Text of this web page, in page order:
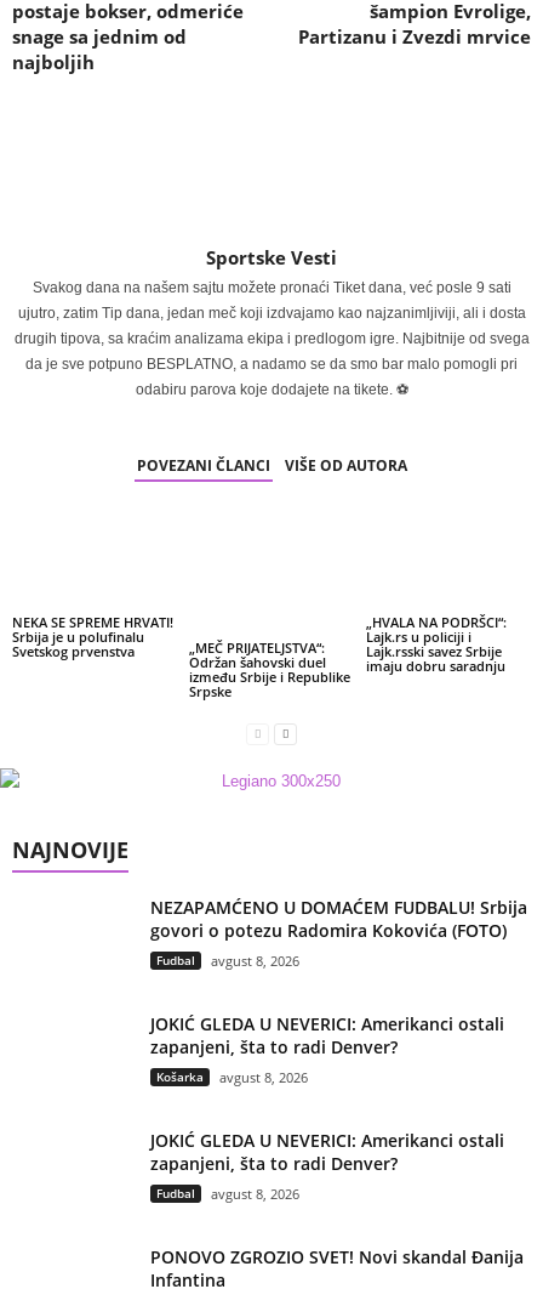
postaje bokser, odmeriće
snage sa jednim od
najboljih
šampion Evrolige,
Partizanu i Zvezdi mrvice
Sportske Vesti
Svakog dana na našem sajtu možete pronaći Tiket dana, već posle 9 sati
ujutro, zatim Tip dana, jedan meč koji izdvajamo kao najzanimljiviji, ali i dosta
drugih tipova, sa kraćim analizama ekipa i predlogom igre. Najbitnije od svega
da je sve potpuno BESPLATNO, a nadamo se da smo bar malo pomogli pri
odabiru parova koje dodajete na tikete. ⚽
POVEZANI ČLANCI VIŠE OD AUTORA
NEKA SE SPREME HRVATI!
Srbija je u polufinalu
Svetskog prvenstva
„MEČ PRIJATELJSTVA“:
Održan šahovski duel
između Srbije i Republike
Srpske
„HVALA NA PODRŠCI“:
Lajk.rs u policiji i
Lajk.rsski savez Srbije
imaju dobru saradnju
NAJNOVIJE
NEZAPAMĆENO U DOMAĆEM FUDBALU! Srbija
govori o potezu Radomira Kokovića (FOTO)
Fudbal avgust 8, 2026
JOKIĆ GLEDA U NEVERICI: Amerikanci ostali
zapanjeni, šta to radi Denver?
Košarka avgust 8, 2026
JOKIĆ GLEDA U NEVERICI: Amerikanci ostali
zapanjeni, šta to radi Denver?
Fudbal avgust 8, 2026
PONOVO ZGROZIO SVET! Novi skandal Đanija
Infantina